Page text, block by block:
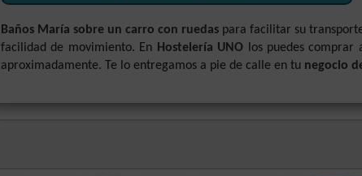
Baños María sobre un carro con ruedas para facilitar su
facilidad de movimiento. En Hostelería UNO los puedes
aproximadamente. Te lo entregamos a pie de calle en tu negocio